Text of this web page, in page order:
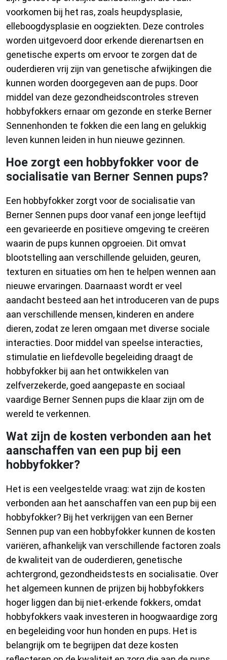
voorkomen bij het ras, zoals heupdysplasie,
elleboogdysplasie en oogziekten. Deze controles
worden uitgevoerd door erkende dierenartsen en
genetische experts om ervoor te zorgen dat de
ouderdieren vrij zijn van genetische afwijkingen die
kunnen worden doorgegeven aan de pups. Door
middel van deze gezondheidscontroles streven
hobbyfokkers ernaar om gezonde en sterke Berner
Sennenhonden te fokken die een lang en gelukkig
leven kunnen leiden in hun nieuwe gezinnen.
Hoe zorgt een hobbyfokker voor de
socialisatie van Berner Sennen pups?
Een hobbyfokker zorgt voor de socialisatie van
Berner Sennen pups door vanaf een jonge leeftijd
een gevarieerde en positieve omgeving te creëren
waarin de pups kunnen opgroeien. Dit omvat
blootstelling aan verschillende geluiden, geuren,
texturen en situaties om hen te helpen wennen aan
nieuwe ervaringen. Daarnaast wordt er veel
aandacht besteed aan het introduceren van de pups
aan verschillende mensen, kinderen en andere
dieren, zodat ze leren omgaan met diverse sociale
interacties. Door middel van speelse interacties,
stimulatie en liefdevolle begeleiding draagt de
hobbyfokker bij aan het ontwikkelen van
zelfverzekerde, goed aangepaste en sociaal
vaardige Berner Sennen pups die klaar zijn om de
wereld te verkennen.
Wat zijn de kosten verbonden aan het
aanschaffen van een pup bij een
hobbyfokker?
Het is een veelgestelde vraag: wat zijn de kosten
verbonden aan het aanschaffen van een pup bij een
hobbyfokker? Bij het verkrijgen van een Berner
Sennen pup van een hobbyfokker kunnen de kosten
variëren, afhankelijk van verschillende factoren zoals
de kwaliteit van de ouderdieren, genetische
achtergrond, gezondheidstests en socialisatie. Over
het algemeen kunnen de prijzen bij hobbyfokkers
hoger liggen dan bij niet-erkende fokkers, omdat
hobbyfokkers vaak investeren in hoogwaardige zorg
en begeleiding voor hun honden en pups. Het is
belangrijk om te begrijpen dat deze kosten